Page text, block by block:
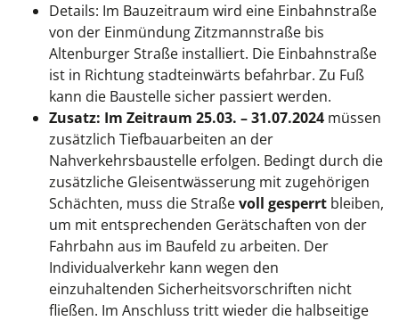
Details: Im Bauzeitraum wird eine Einbahnstraße
von der Einmündung Zitzmannstraße bis
Altenburger Straße installiert. Die Einbahnstraße
ist in Richtung stadteinwärts befahrbar. Zu Fuß
kann die Baustelle sicher passiert werden.
Zusatz: Im Zeitraum 25.03. – 31.07.2024 müssen
zusätzlich Tiefbauarbeiten an der
Nahverkehrsbaustelle erfolgen. Bedingt durch die
zusätzliche Gleisentwässerung mit zugehörigen
Schächten, muss die Straßevoll gesperrt bleiben,
um mit entsprechenden Gerätschaften von der
Fahrbahn aus im Baufeld zu arbeiten. Der
Individualverkehr kann wegen den
einzuhaltenden Sicherheitsvorschriften nicht
fließen. Im Anschluss tritt wieder die halbseitige